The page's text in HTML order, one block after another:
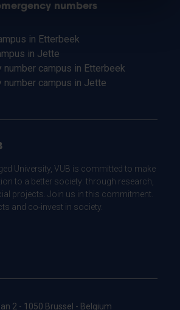
numbers
in Etterbeek
in Jette
number campus in Etterbeek
number campus in Jette
University, VUB is committed to make
to a better society: through research,
projects. Join us in this commitment.
and co-invest in society.
2 - 1050 Brussel - Belgium